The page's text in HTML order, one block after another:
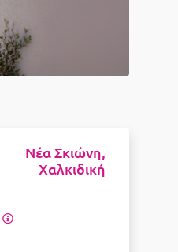
Νέα Σκιώνη,
Χαλκιδική